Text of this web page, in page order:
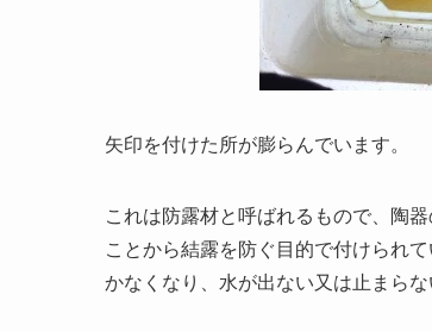
矢印を付けた所が膨らんでいます。
これは防露材と呼ばれるもので、陶
ことから結露を防ぐ目的で付けられ
かなくなり、水が出ない又は止まら